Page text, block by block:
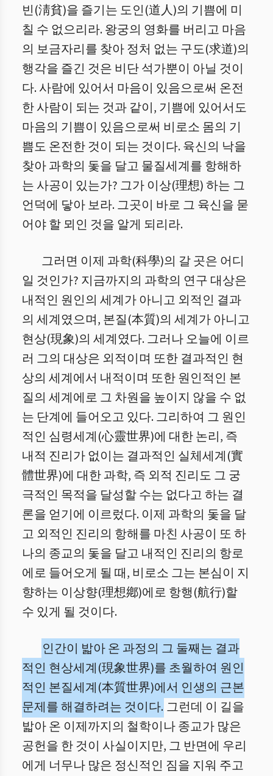
빈(淸貧)을 즐기는 도인(道人)의 기쁨에 미
칠 수 없으리라. 왕궁의 영화를 버리고 마음
의 보금자리를 찾아 정처 없는 구도(求道)의
행각을 즐긴 것은 비단 석가뿐이 아닐 것이
다. 사람에 있어서 마음이 있음으로써 온전
한 사람이 되는 것과 같이, 기쁨에 있어서도
마음의 기쁨이 있음으로써 비로소 몸의 기
쁨도 온전한 것이 되는 것이다. 육신의 낙을
찾아 과학의 돛을 달고 물질세계를 항해하
는 사공이 있는가? 그가 이상(理想) 하는 그
언덕에 닿아 보라. 그곳이 바로 그 육신을 묻
어야 할 뫼인 것을 알게 되리라.
그러면 이제 과학(科學)의 갈 곳은 어디
일 것인가? 지금까지의 과학의 연구 대상은
내적인 원인의 세계가 아니고 외적인 결과
의 세계였으며, 본질(本質)의 세계가 아니고
현상(現象)의 세계였다. 그러나 오늘에 이르
러 그의 대상은 외적이며 또한 결과적인 현
상의 세계에서 내적이며 또한 원인적인 본
질의 세계에로 그 차원을 높이지 않을 수 없
는 단계에 들어오고 있다. 그리하여 그 원인
적인 심령세계(心靈世界)에 대한 논리, 즉
내적 진리가 없이는 결과적인 실체세계(實
體世界)에 대한 과학, 즉 외적 진리도 그 궁
극적인 목적을 달성할 수는 없다고 하는 결
론을 얻기에 이르렀다. 이제 과학의 돛을 달
고 외적인 진리의 항해를 마친 사공이 또 하
나의 종교의 돛을 달고 내적인 진리의 항로
에로 들어오게 될 때, 비로소 그는 본심이 지
향하는 이상향(理想鄕)에로 항행(航行)할
수 있게 될 것이다.
인간이 밟아 온 과정의 그 둘째는 결과
적인 현상세계(現象世界)를 초월하여 원인
적인 본질세계(本質世界)에서 인생의 근본
문제를 해결하려는 것이다. 그런데 이 길을
밟아 온 이제까지의 철학이나 종교가 많은
공헌을 한 것이 사실이지만, 그 반면에 우리
에게 너무나 많은 정신적인 짐을 지워 주고